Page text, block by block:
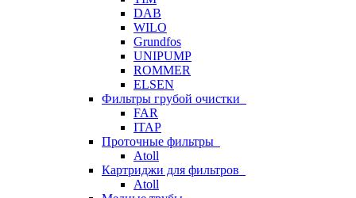
DAB
WILO
Grundfos
UNIPUMP
ROMMER
ELSEN
Фильтры грубой очистки
FAR
ITAP
Проточные фильтры
Atoll
Картриджи для фильтров
Atoll